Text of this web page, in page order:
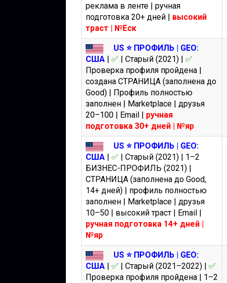
реклама в ленте | ручная
подготовка 20+ дней | высокий
траст | №Еск
US ⭐️ ПРОФИЛЬ | GEO:
США | ✅ | Старый (2021) | ✅
Проверка профиля пройдена |
создана СТРАНИЦА (заполнена до
Good) | Профиль полностью
заполнен | Marketplace | друзья
20–100 | Email | ручная
подготовка 30+ дней | №яр
US ⭐️ ПРОФИЛЬ | GEO:
США | ✅ | Старый (2021) | 1–2
БИЗНЕС-ПРОФИЛЬ (2021) |
СТРАНИЦА (заполнена до Good,
14+ дней) | профиль полностью
заполнен | Marketplace | друзья
10–50 | высокий траст | Email |
ручная подготовка 14+ дней |
№яр
US ⭐️ ПРОФИЛЬ | GEO:
США | ✅ | Старый (2021–2022) | ✅
Проверка профиля пройдена | 1–2